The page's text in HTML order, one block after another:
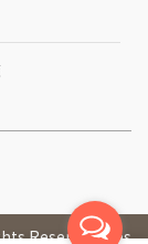
Reserved. Des